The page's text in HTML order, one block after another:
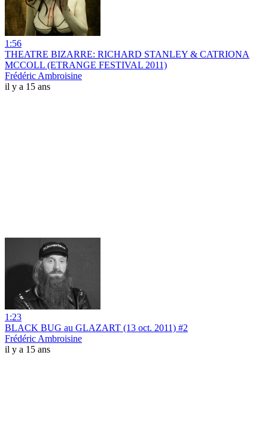
1:56
THEATRE BIZARRE: RICHARD STANLEY & CATRIONA
MCCOLL (ETRANGE FESTIVAL 2011)
Frédéric Ambroisine
il y a 15 ans
1:23
BLACK BUG au GLAZART (13 oct. 2011) #2
Frédéric Ambroisine
il y a 15 ans